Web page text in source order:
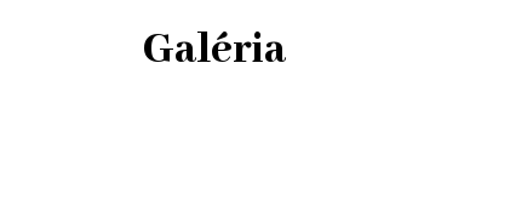
Galéria